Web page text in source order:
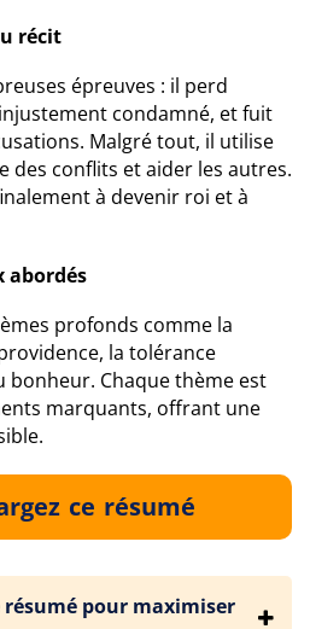
récit
épreuves : il perd
condamné, et fuit
Malgré tout, il utilise
des conflits et aider les autres.
à devenir roi et à
abordés
profonds comme la
la tolérance
bonheur. Chaque thème est
marquants, offrant une
ce résumé
pour maximiser